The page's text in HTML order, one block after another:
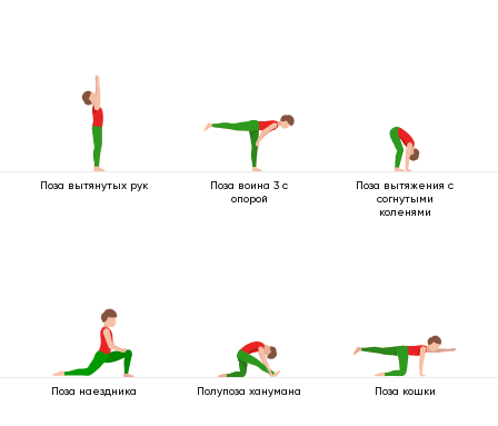
Поза вытянутых рук
Поза воина 3 с
опорой
Поза вытяжения с
согнутыми
коленями
Поза наездника Полупоза ханумана Поза кошки